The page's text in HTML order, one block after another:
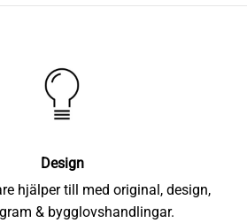
Design
hjälper till med original, design,
& bygglovshandlingar.